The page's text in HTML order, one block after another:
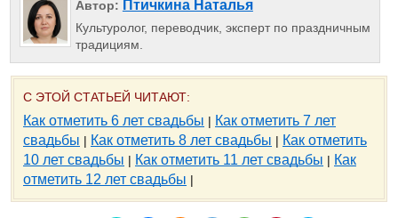
Автор: Птичкина Наталья
Культуролог, переводчик, эксперт по праздничным
традициям.
С ЭТОЙ СТАТЬЕЙ ЧИТАЮТ:
Как отметить 6 лет свадьбы | Как отметить 7 лет
свадьбы | Как отметить 8 лет свадьбы | Как отметить
10 лет свадьбы | Как отметить 11 лет свадьбы | Как
отметить 12 лет свадьбы |